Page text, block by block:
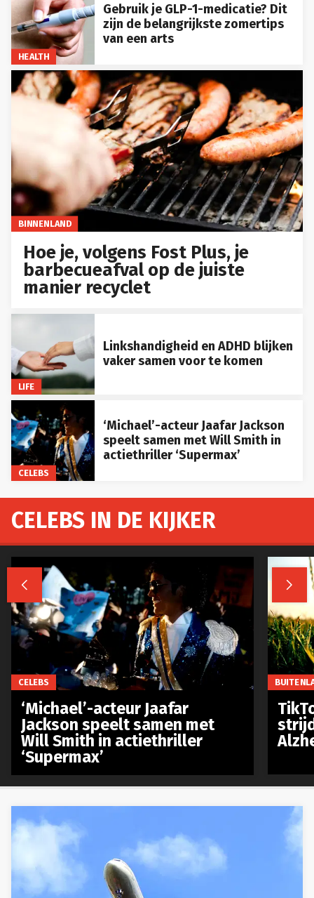
HEALTH
Gebruik je GLP-1-medicatie? Dit
zijn de belangrijkste zomertips
van een arts
BINNENLAND
Hoe je, volgens Fost Plus, je
barbecueafval op de juiste
manier recyclet
LIFE
Linkshandigheid en ADHD blijken
vaker samen voor te komen
CELEBS
‘Michael’-acteur Jaafar Jackson
speelt samen met Will Smith in
actiethriller ‘Supermax’
CELEBS IN DE KIJKER
 
CELEBS
‘Michael’-acteur Jaafar
Jackson speelt samen met
Will Smith in actiethriller
‘Supermax’